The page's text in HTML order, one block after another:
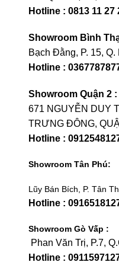
Hotline : 0813 11 27
Showroom Bình
Bạch Đằng, P. 15, Q.
Hotline :
Showroom Quận 2 :
671 NGUYỄN DUY
TRƯNG ĐÔNG,
Hotline :
Showroom Tân Phú:
Lũy Bán Bích, P. Tân
Hotline :
Showroom Gò Vấp :
Phan Văn Trị, P.7,
Hotline :